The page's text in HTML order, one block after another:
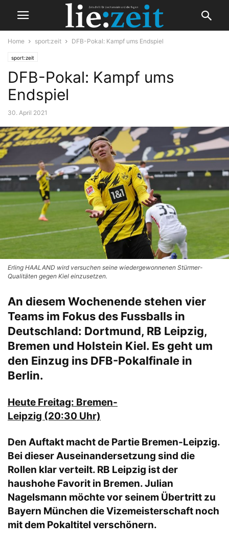
Home sport:zeit DFB-Pokal: Kampf ums Endspiel
sport:zeit
DFB-Pokal: Kampf ums
Endspiel
30. April 2021
Erling HAALAND wird versuchen seine wiedergewonnenen Stürmer-
Qualitäten gegen Kiel einzusetzen.
An diesem Wochenende stehen vier
Teams im Fokus des Fussballs in
Deutschland: Dortmund, RB Leipzig,
Bremen und Holstein Kiel. Es geht um
den Einzug ins DFB-Pokalfinale in
Berlin.
Heute Freitag: Bremen-
Leipzig (20:30 Uhr)
Den Auftakt macht de Partie Bremen-Leipzig.
Bei dieser Auseinandersetzung sind die
Rollen klar verteilt. RB Leipzig ist der
haushohe Favorit in Bremen. Julian
Nagelsmann möchte vor seinem Übertritt zu
Bayern München die Vizemeisterschaft noch
mit dem Pokaltitel verschönern.